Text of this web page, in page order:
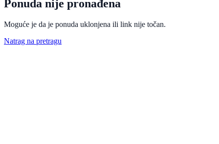
Ponuda nije pronađena
Moguće je da je ponuda uklonjena ili link nije točan.
Natrag na pretragu